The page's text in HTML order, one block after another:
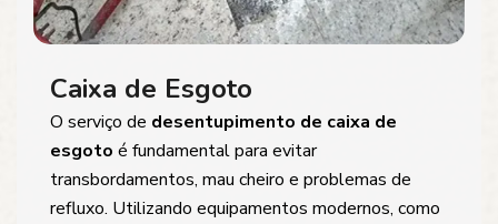
Caixa de Esgoto
O serviço de desentupimento de caixa de
esgoto é fundamental para evitar
transbordamentos, mau cheiro e problemas de
refluxo. Utilizando equipamentos modernos, como